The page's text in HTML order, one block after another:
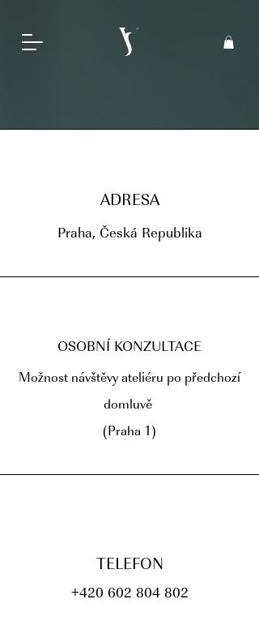
ADRESA
Praha, Česká Republika
OSOBNÍ KONZULTACE
Možnost návštěvy ateliéru po předchozí
domluvě
(Praha 1)
TELEFON
+420 602 804 802